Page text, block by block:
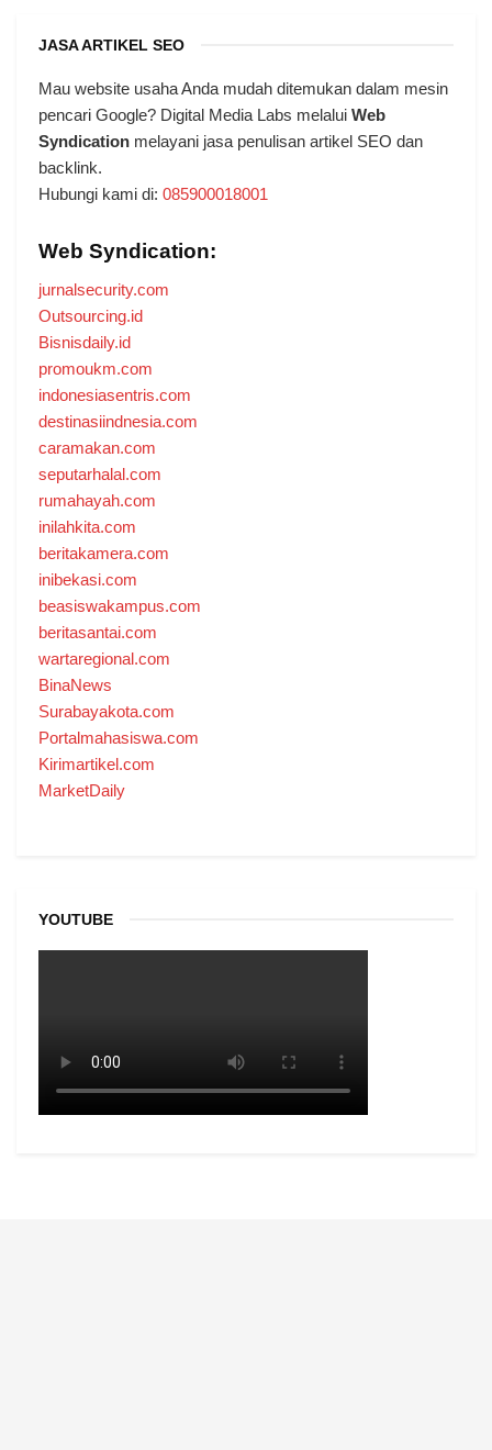
JASA ARTIKEL SEO
Mau website usaha Anda mudah ditemukan dalam mesin
pencari Google? Digital Media Labs melalui Web
Syndication melayani jasa penulisan artikel SEO dan
backlink.
Hubungi kami di: 085900018001
Web Syndication:
jurnalsecurity.com
Outsourcing.id
Bisnisdaily.id
promoukm.com
indonesiasentris.com
destinasiindnesia.com
caramakan.com
seputarhalal.com
rumahayah.com
inilahkita.com
beritakamera.com
inibekasi.com
beasiswakampus.com
beritasantai.com
wartaregional.com
BinaNews
Surabayakota.com
Portalmahasiswa.com
Kirimartikel.com
MarketDaily
YOUTUBE